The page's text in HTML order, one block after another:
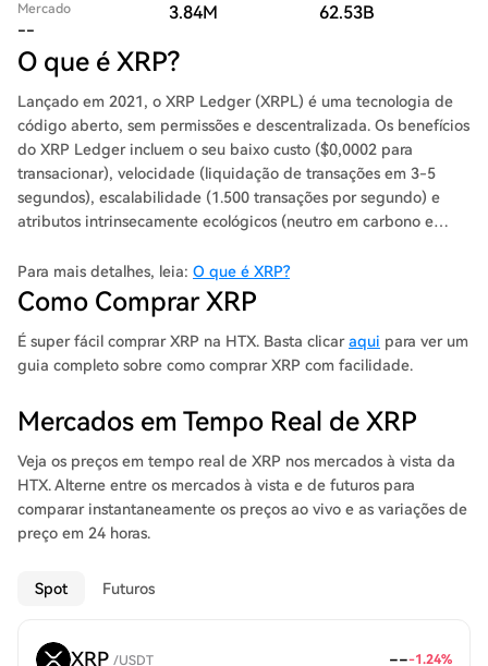
Mercado
--
3.84M 62.53B
O que é XRP?
Lançado em 2021, o XRP Ledger (XRPL) é uma tecnologia de
código aberto, sem permissões e descentralizada. Os benefícios
do XRP Ledger incluem o seu baixo custo ($0,0002 para
transacionar), velocidade (liquidação de transações em 3-5
segundos), escalabilidade (1.500 transações por segundo) e
atributos intrinsecamente ecológicos (neutro em carbono e
primeira troca descentralizada (DEX) e capacidades de
tokenização personalizadas integradas no protocolo. Desde
2012, o XRP Ledger tem operado de forma fiável, tendo
fechado 70 milhões de livros-razão.
Para mais detalhes, leia: O que é XRP?
Como Comprar XRP
É super fácil comprar XRP na HTX. Basta clicaraqui para ver um
guia completo sobre como comprar XRP com facilidade.
Mercados em Tempo Real de XRP
Veja os preços em tempo real de XRP nos mercados à vista da
HTX. Alterne entre os mercados à vista e de futuros para
comparar instantaneamente os preços ao vivo e as variações de
preço em 24 horas.
Spot Futuros
XRP /USDT ---1.24%